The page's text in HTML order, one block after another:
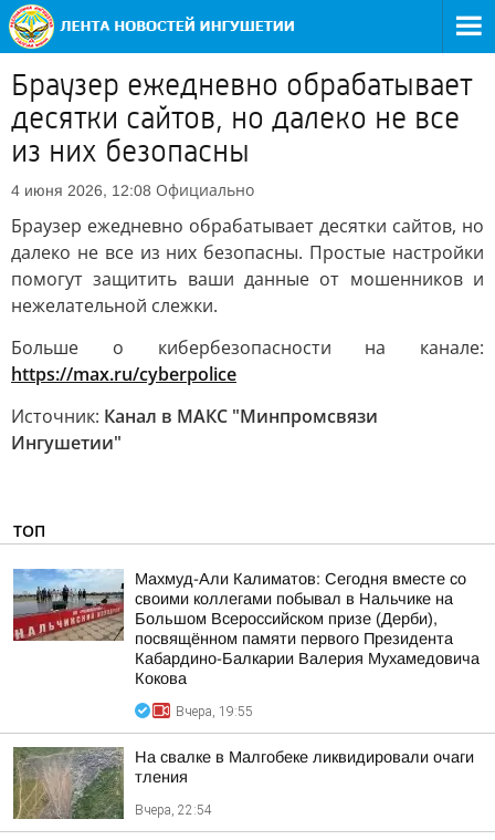
Браузер ежедневно обрабатывает
десятки сайтов, но далеко не все
из них безопасны
4 июня 2026, 12:08 Официально
Браузер ежедневно обрабатывает десятки сайтов, но
далеко не все из них безопасны. Простые настройки
помогут защитить ваши данные от мошенников и
нежелательной слежки.
Больше о кибербезопасности на канале:
https://max.ru/cyberpolice
Источник: Канал в МАКС "Минпромсвязи
Ингушетии"
ТОП
Махмуд-Али Калиматов: Сегодня вместе со
своими коллегами побывал в Нальчике на
Большом Всероссийском призе (Дерби),
посвящённом памяти первого Президента
Кабардино-Балкарии Валерия Мухамедовича
Кокова
Вчера, 19:55
На свалке в Малгобеке ликвидировали очаги
тления
Вчера, 22:54